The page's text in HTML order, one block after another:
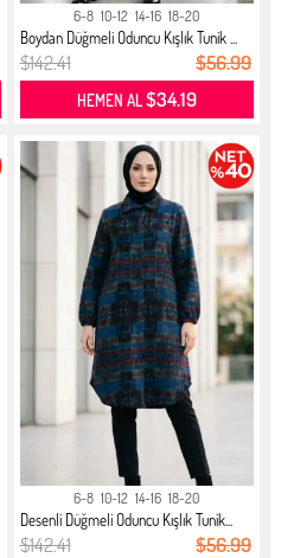
6-8 10-12 14-16 18-20
Boydan Düğmeli Oduncu Kışlık Tunik ...
$142.41 $56.99
HEMEN AL$34.19
6-8 10-12 14-16 18-20
Desenli Düğmeli Oduncu Kışlık Tunik...
$142.41 $56.99